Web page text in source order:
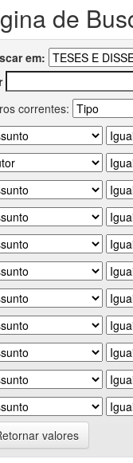
de
em:
correntes:
valores